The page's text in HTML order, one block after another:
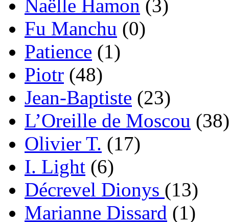
Naëlle Hamon (3)
Fu Manchu (0)
Patience (1)
Piotr (48)
Jean-Baptiste (23)
L’Oreille de Moscou (38)
Olivier T. (17)
I. Light (6)
Décrevel Dionys (13)
Marianne Dissard (1)